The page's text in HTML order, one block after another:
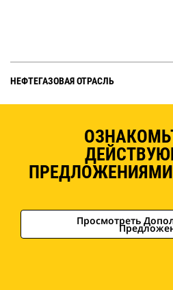
НЕФТЕГАЗОВАЯ ОТРАСЛЬ
ПРЕДЛОЖЕНИЯМИ
Просмотреть